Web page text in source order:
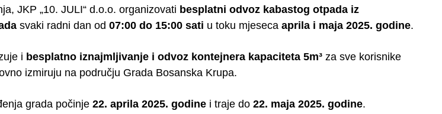
JKP „10. JULI“ d.o.o. organizovati besplatni odvoz kabastog otpada iz
svaki radni dan od 07:00 do 15:00 sati u toku mjeseca aprila i maja 2025. godine.
i besplatno iznajmljivanje i odvoz kontejnera kapaciteta 5m³ za sve korisnike
izmiruju na području Grada Bosanska Krupa.
grada počinje 22. aprila 2025. godine i traje do 22. maja 2025. godine.